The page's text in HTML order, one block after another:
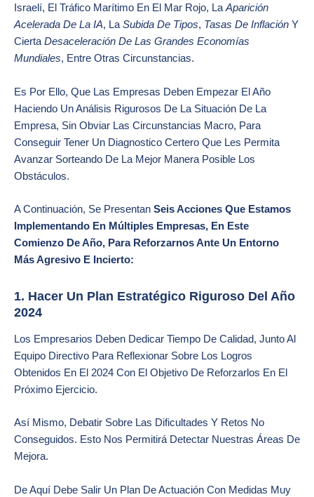
Israelí, El Tráfico Marítimo En El Mar Rojo, LaAparición
Acelerada De La IA, LaSubida De Tipos, Tasas De Inflación Y
CiertaDesaceleración De Las Grandes Economías
Mundiales, Entre Otras Circunstancias.
Es Por Ello, Que Las Empresas Deben Empezar El Año
Haciendo Un Análisis Rigurosos De La Situación De La
Empresa, Sin Obviar Las Circunstancias Macro, Para
Conseguir Tener Un Diagnostico Certero Que Les Permita
Avanzar Sorteando De La Mejor Manera Posible Los
Obstáculos.
A Continuación, Se Presentan Seis Acciones Que Estamos
Implementando En Múltiples Empresas, En Este
Comienzo De Año, Para Reforzarnos Ante Un Entorno
Más Agresivo E Incierto:
1. Hacer Un Plan Estratégico Riguroso Del Año
2024
Los Empresarios Deben Dedicar Tiempo De Calidad, Junto Al
Equipo Directivo Para Reflexionar Sobre Los Logros
Obtenidos En El 2024 Con El Objetivo De Reforzarlos En El
Próximo Ejercicio.
Así Mismo, Debatir Sobre Las Dificultades Y Retos No
Conseguidos. Esto Nos Permitirá Detectar Nuestras Áreas De
Mejora.
De Aquí Debe Salir Un Plan De Actuación Con Medidas Muy